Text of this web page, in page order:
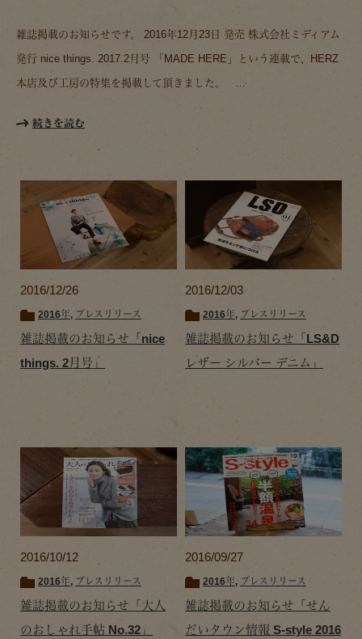
雑誌掲載のお知らせです。 2016年12月23日 発売 株式会社ミディアム
発行 nice things. 2017.2月号 「MADE HERE」という連載で、HERZ
本店及び工房の特集を掲載して頂きました。 …
続きを読む
2016/12/26
2016年, プレスリリース
雑誌掲載のお知らせ「nice
things. 2月号」
2016/12/03
2016年, プレスリリース
雑誌掲載のお知らせ「LS&D
レザー シルバー デニム」
2016/10/12
2016年, プレスリリース
雑誌掲載のお知らせ「大人
のおしゃれ手帖 No.32」
2016/09/27
2016年, プレスリリース
雑誌掲載のお知らせ「せん
だいタウン情報 S-style 2016